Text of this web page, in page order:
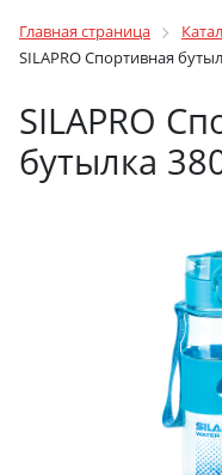
Главная страница
SILAPRO Спортивная
SILAPRO
бутылка